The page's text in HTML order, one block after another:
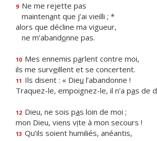
9 Ne me rejette pas
maintenant que j’ai vieilli ; *
alors que décline ma vigueur,
ne m’abandonne pas.
10 Mes ennemis parlent contre moi,
ils me surveillent et se concertent.
11 Ils disent : « Dieu l’abandonne !
Traquez-le, empoignez-le, il n’a pas de
12 Dieu, ne sois pas loin de moi ;
mon Dieu, viens vite à mon secours !
13 Qu’ils soient humiliés, anéantis,